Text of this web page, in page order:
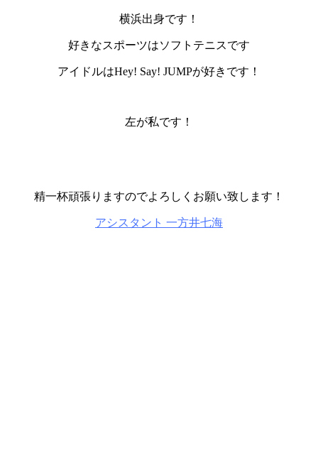
横浜出身です！
好きなスポーツはソフトテニスです
アイドルはHey! Say! JUMPが好きです！
左が私です！
精一杯頑張りますのでよろしくお願い致します！
アシスタント 一方井七海